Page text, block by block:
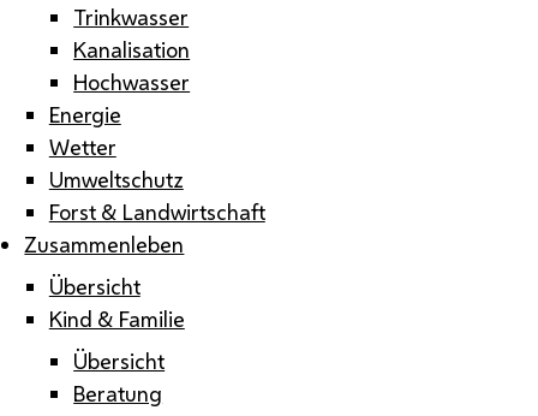
Trinkwasser
Kanalisation
Hochwasser
Energie
Wetter
Umweltschutz
Forst & Landwirtschaft
Zusammenleben
Übersicht
Kind & Familie
Übersicht
Beratung